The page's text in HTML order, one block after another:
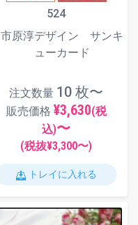
524
市原淳デザイン サンキ
ューカード
注文数量 10 枚〜
販売価格 ¥3,630(税
込)〜
(税抜¥3,300〜)
トレイに入れる